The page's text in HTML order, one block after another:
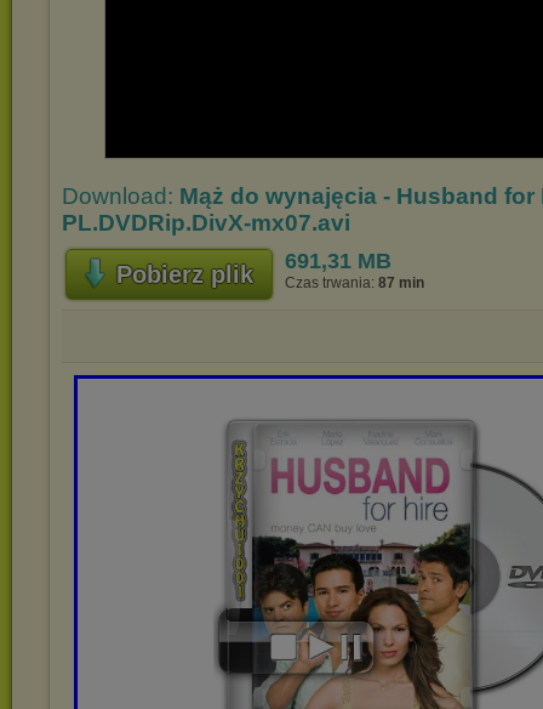
Download: Mąż do wynajęcia - Husband for
PL.DVDRip.DivX-mx07.avi
Pobierz plik 691,31 MB
Czas trwania: 87 min